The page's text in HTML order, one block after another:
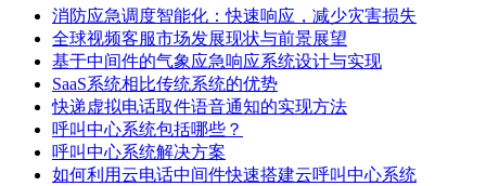
消防应急调度智能化：快速响应，减少灾害损失
全球视频客服市场发展现状与前景展望
基于中间件的气象应急响应系统设计与实现
SaaS系统相比传统系统的优势
快递虚拟电话取件语音通知的实现方法
呼叫中心系统包括哪些？
呼叫中心系统解决方案
如何利用云电话中间件快速搭建云呼叫中心系统